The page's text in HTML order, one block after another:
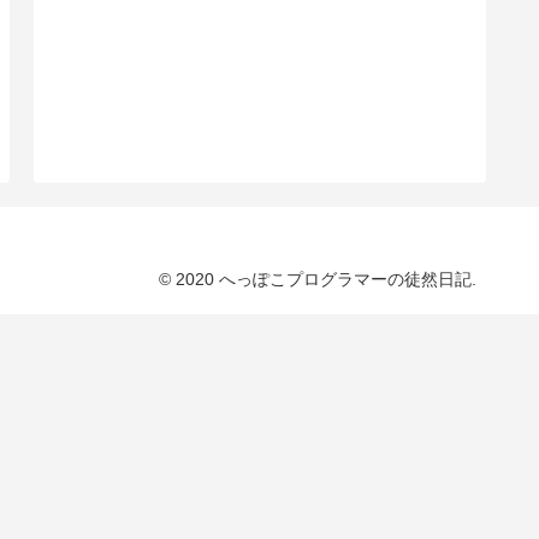
© 2020 へっぽこプログラマーの徒然日記.